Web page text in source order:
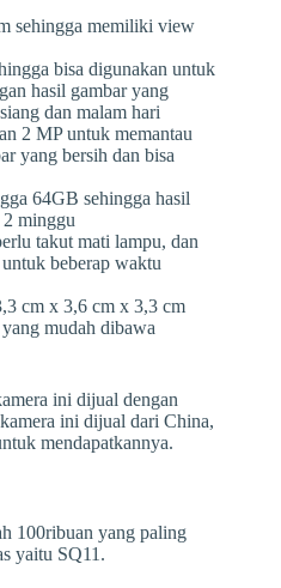
sehingga memiliki view
bisa digunakan untuk
hasil gambar yang
dan malam hari
2 MP untuk memantau
yang bersih dan bisa
64GB sehingga hasil
minggu
takut mati lampu, dan
beberap waktu
cm x 3,6 cm x 3,3 cm
mudah dibawa
ini dijual dengan
ini dijual dari China,
mendapatkannya.
100ribuan yang paling
yaitu SQ11.